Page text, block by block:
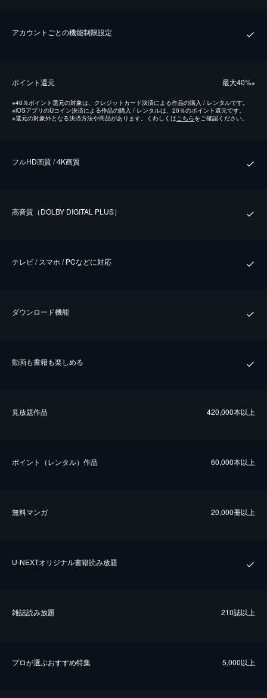
アカウントごとの機能制限設定
ポイント還元 最⼤40%※
※40％ポイント還元の対象は、クレジットカード決済による作品の購入 / レンタルです。
※iOSアプリのUコイン決済による作品の購入 / レンタルは、20％のポイント還元です。
※還元の対象外となる決済方法や商品があります。くわしくはこちらをご確認ください。
フルHD画質 / 4K画質
⾼⾳質（DOLBY DIGITAL PLUS）
テレビ / スマホ / PCなどに対応
ダウンロード機能
動画も書籍も楽しめる
⾒放題作品 420,000本以上
ポイント（レンタル）作品 60,000本以上
無料マンガ 20,000冊以上
U-NEXTオリジナル書籍読み放題
雑誌読み放題 210誌以上
プロが選ぶおすすめ特集 5,000以上